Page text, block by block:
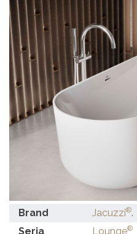
Brand Jacuzzi®.
Seria
Lounge®